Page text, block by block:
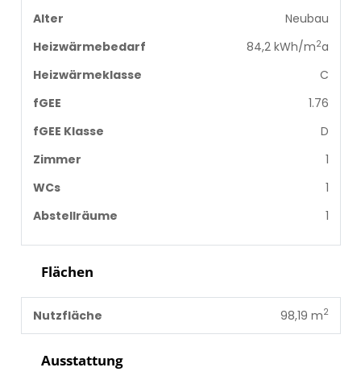
Alter
Neubau
Heizwärmebedarf
84,2 kWh/m2a
Heizwärmeklasse
C
fGEE
1.76
fGEE Klasse
D
Zimmer
1
WCs
1
Abstellräume
1
Flächen
Nutzfläche 98,19 m2
Ausstattung